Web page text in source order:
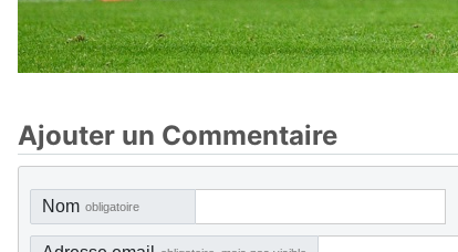
Ajouter un Commentaire
Nom obligatoire